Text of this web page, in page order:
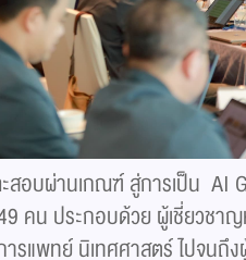
อบผ่านเกณฑ์ สู่การเป็น AI
คน ประกอบด้วย ผู้เชี่ยวชา
แพทย์ นิเทศศาสตร์ ไปจนถึ